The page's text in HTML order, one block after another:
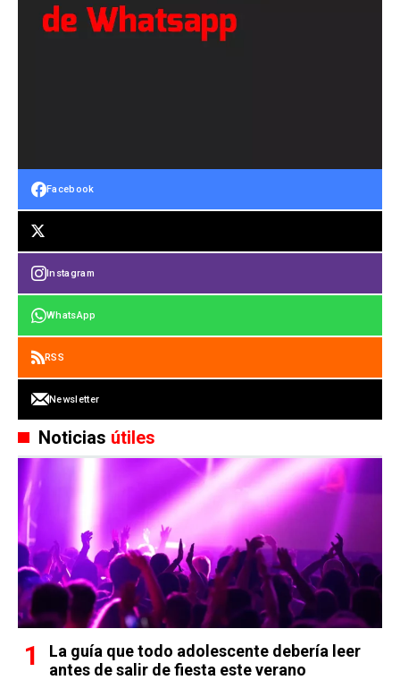
Facebook
Instagram
WhatsApp
RSS
Newsletter
Noticias útiles
La guía que todo adolescente debería leer
antes de salir de fiesta este verano